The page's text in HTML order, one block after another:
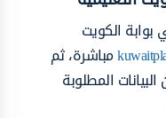
الكويت
مباشرة، ثم
المطلوبة